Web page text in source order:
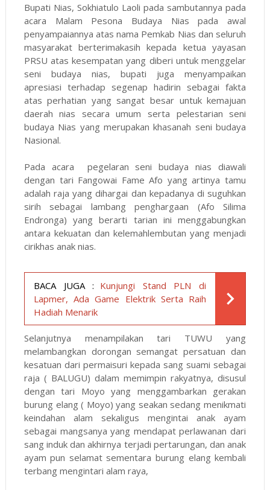
Bupati Nias, Sokhiatulo Laoli pada sambutannya pada
acara Malam Pesona Budaya Nias pada awal
penyampaiannya atas nama Pemkab Nias dan seluruh
masyarakat berterimakasih kepada ketua yayasan
PRSU atas kesempatan yang diberi untuk menggelar
seni budaya nias, bupati juga menyampaikan
apresiasi terhadap segenap hadirin sebagai fakta
atas perhatian yang sangat besar untuk kemajuan
daerah nias secara umum serta pelestarian seni
budaya Nias yang merupakan khasanah seni budaya
Nasional.
Pada acara pegelaran seni budaya nias diawali
dengan tari Fangowai Fame Afo yang artinya tamu
adalah raja yang dihargai dan kepadanya di suguhkan
sirih sebagai lambang penghargaan (Afo Silima
Endronga) yang berarti tarian ini menggabungkan
antara kekuatan dan kelemahlembutan yang menjadi
cirikhas anak nias.
BACA JUGA : Kunjungi Stand PLN di
Lapmer, Ada Game Elektrik Serta Raih
Hadiah Menarik
Selanjutnya menampilakan tari TUWU yang
melambangkan dorongan semangat persatuan dan
kesatuan dari permaisuri kepada sang suami sebagai
raja ( BALUGU) dalam memimpin rakyatnya, disusul
dengan tari Moyo yang menggambarkan gerakan
burung elang ( Moyo) yang seakan sedang menikmati
keindahan alam sekaligus mengintai anak ayam
sebagai mangsanya yang mendapat perlawanan dari
sang induk dan akhirnya terjadi pertarungan, dan anak
ayam pun selamat sementara burung elang kembali
terbang mengintari alam raya,